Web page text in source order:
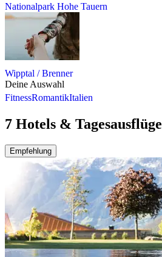
Nationalpark Hohe Tauern
Wipptal / Brenner
Deine Auswahl
FitnessRomantikItalien
7 Hotels & Tagesausflüge
Empfehlung